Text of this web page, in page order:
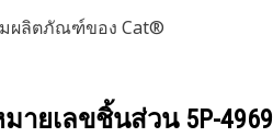
มผลิตภัณฑ์ของ Cat®
ายเลขชิ้นส่วน 5P-4969